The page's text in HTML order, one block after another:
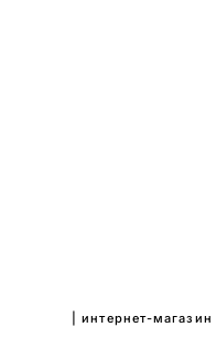
| интернет-магазин |